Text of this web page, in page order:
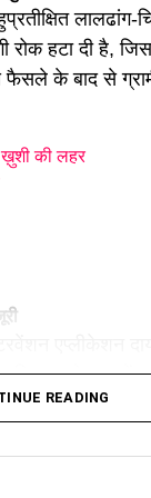
लालढांग-
रोक हटा दी है,
फैसले के बाद से
ख़ुशी की लहर
के रूप में
कर दी.
READING